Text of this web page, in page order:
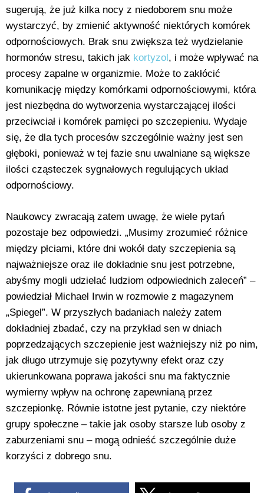
sugerują, że już kilka nocy z niedoborem snu może
wystarczyć, by zmienić aktywność niektórych komórek
odpornościowych. Brak snu zwiększa też wydzielanie
hormonów stresu, takich jak kortyzol, i może wpływać na
procesy zapalne w organizmie. Może to zakłócić
komunikację między komórkami odpornościowymi, która
jest niezbędna do wytworzenia wystarczającej ilości
przeciwciał i komórek pamięci po szczepieniu. Wydaje
się, że dla tych procesów szczególnie ważny jest sen
głęboki, ponieważ w tej fazie snu uwalniane są większe
ilości cząsteczek sygnałowych regulujących układ
odpornościowy.
Naukowcy zwracają zatem uwagę, że wiele pytań
pozostaje bez odpowiedzi. „Musimy zrozumieć różnice
między płciami, które dni wokół daty szczepienia są
najważniejsze oraz ile dokładnie snu jest potrzebne,
abyśmy mogli udzielać ludziom odpowiednich zaleceń” –
powiedział Michael Irwin w rozmowie z magazynem
„Spiegel”. W przyszłych badaniach należy zatem
dokładniej zbadać, czy na przykład sen w dniach
poprzedzających szczepienie jest ważniejszy niż po nim,
jak długo utrzymuje się pozytywny efekt oraz czy
ukierunkowana poprawa jakości snu ma faktycznie
wymierny wpływ na ochronę zapewnianą przez
szczepionkę. Równie istotne jest pytanie, czy niektóre
grupy społeczne – takie jak osoby starsze lub osoby z
zaburzeniami snu – mogą odnieść szczególnie duże
korzyści z dobrego snu.